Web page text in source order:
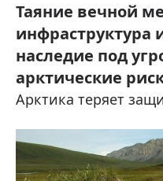
Таяние вечной
инфраструктура
наследие под
арктические
Арктика теряет